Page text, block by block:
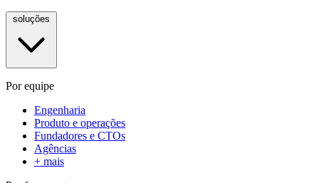
Por equipe
Engenharia
Produto e operações
Fundadores e CTOs
Agências
+ mais